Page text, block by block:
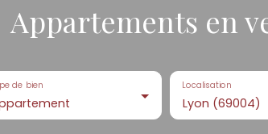
Appartements en
de bien
Lyon (69004)
Localisation